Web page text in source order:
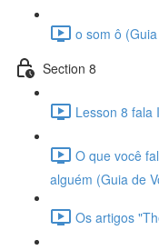
o som ô
Section 8
Lesson 8 fala
O que você
alguém (Guia de
Os artigos